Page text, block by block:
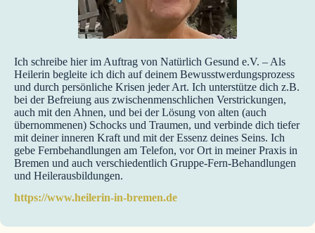
Ich schreibe hier im Auftrag von Natürlich Gesund e.V. – Als
Heilerin begleite ich dich auf deinem Bewusstwerdungsprozess
und durch persönliche Krisen jeder Art. Ich unterstütze dich z.B.
bei der Befreiung aus zwischenmenschlichen Verstrickungen,
auch mit den Ahnen, und bei der Lösung von alten (auch
übernommenen) Schocks und Traumen, und verbinde dich tiefer
mit deiner inneren Kraft und mit der Essenz deines Seins. Ich
gebe Fernbehandlungen am Telefon, vor Ort in meiner Praxis in
Bremen und auch verschiedentlich Gruppe-Fern-Behandlungen
und Heilerausbildungen.
https://www.heilerin-in-bremen.de